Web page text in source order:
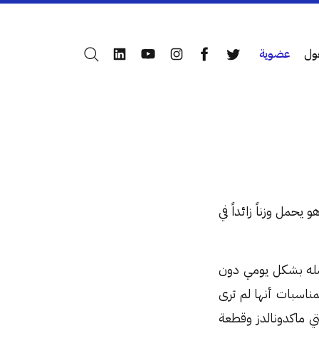
عضوية
وزناً زائداً في
بشكل يومي دون
أنها لم ترى
ماكدونالدز وقطعة